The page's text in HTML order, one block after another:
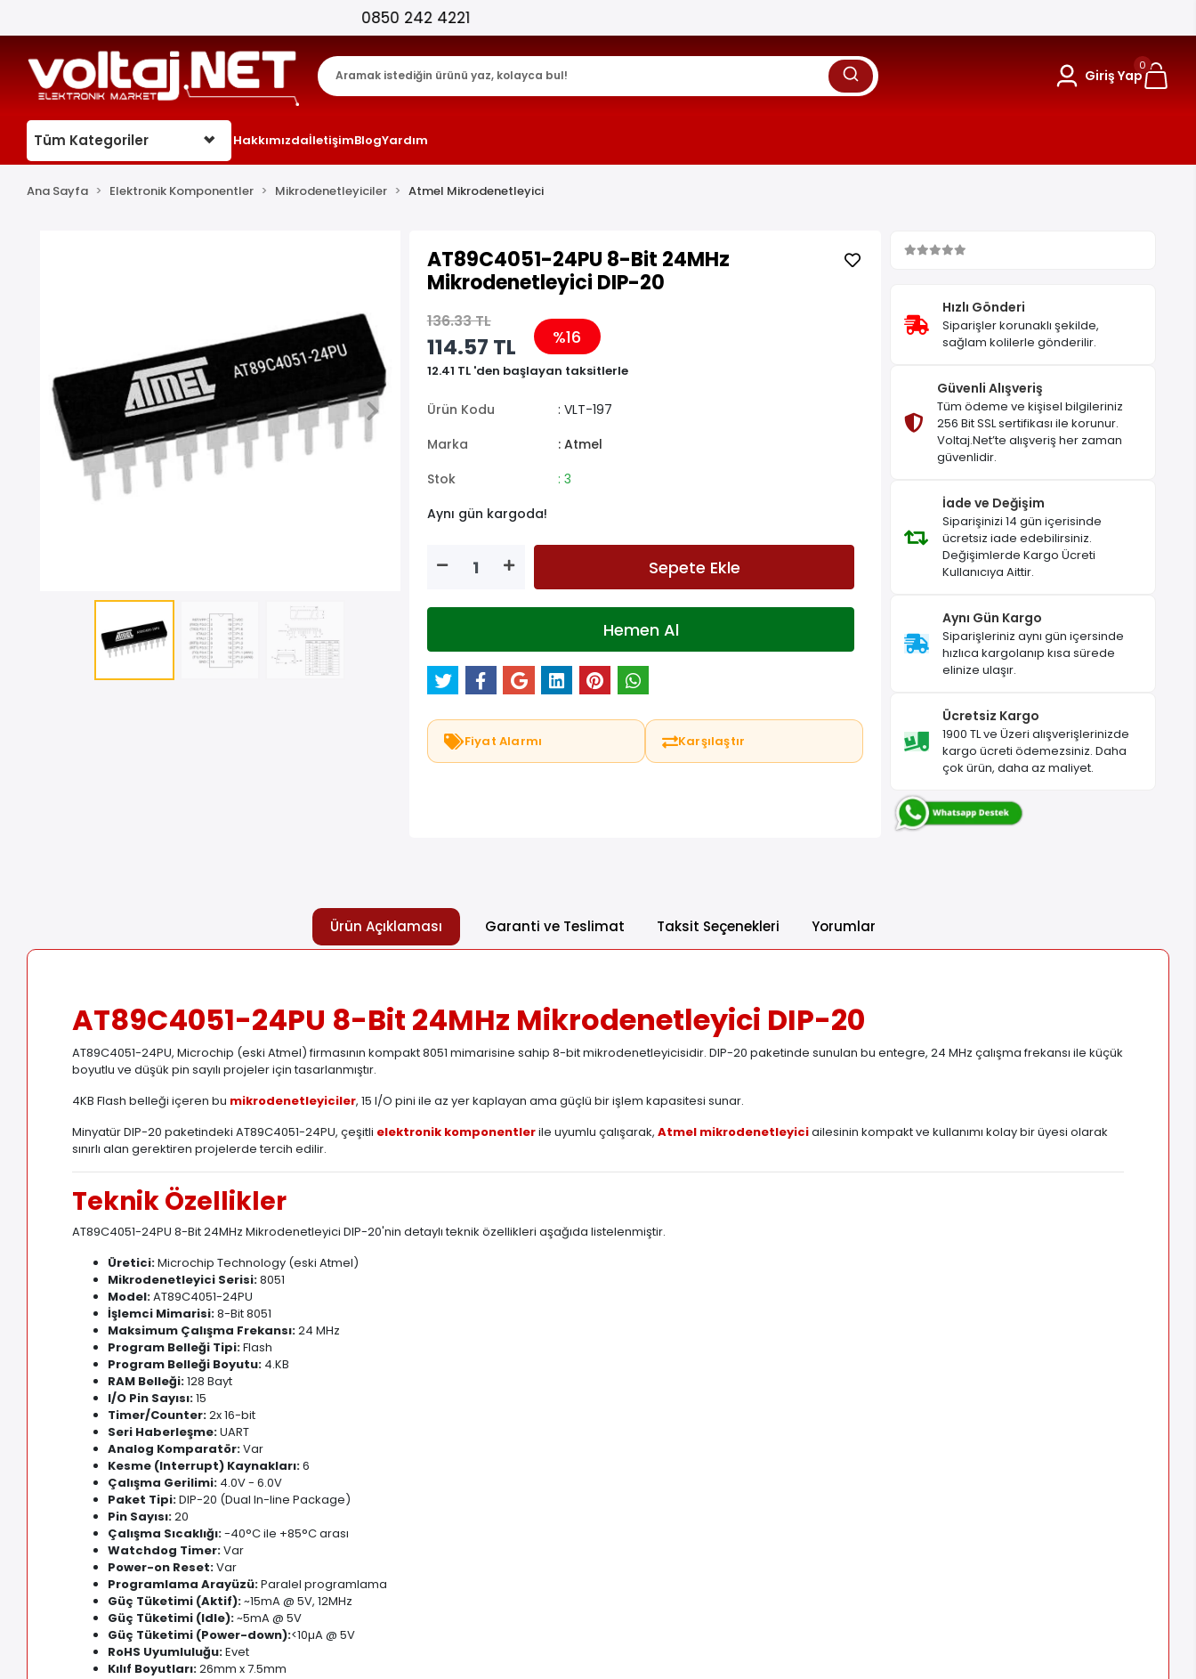
Giriş Yap
0
Tüm Kategoriler HakkımızdaİletişimBlogYardım
Ana Sayfa Elektronik Komponentler Mikrodenetleyiciler Atmel Mikrodenetleyici
AT89C4051-24PU 8-Bit 24MHz
Mikrodenetleyici DIP-20
136.33 TL
114.57 TL %16
12.41 TL 'den başlayan taksitlerle
Ürün Kodu
: VLT-197
Marka
: Atmel
Stok
: 3
Aynı gün kargoda!
Sepete Ekle
Hemen Al
Fiyat Alarmı Karşılaştır
Hızlı Gönderi
Siparişler korunaklı şekilde,
sağlam kolilerle gönderilir.
Güvenli Alışveriş
Tüm ödeme ve kişisel bilgileriniz
256 Bit SSL sertifikası ile korunur.
Voltaj.Net’te alışveriş her zaman
güvenlidir.
İade ve Değişim
Siparişinizi 14 gün içerisinde
ücretsiz iade edebilirsiniz.
Değişimlerde Kargo Ücreti
Kullanıcıya Aittir.
Aynı Gün Kargo
Siparişleriniz aynı gün içersinde
hızlıca kargolanıp kısa sürede
elinize ulaşır.
Ücretsiz Kargo
1900 TL ve Üzeri alışverişlerinizde
kargo ücreti ödemezsiniz. Daha
çok ürün, daha az maliyet.
Ürün Açıklaması Garanti ve Teslimat Taksit Seçenekleri Yorumlar
AT89C4051-24PU 8-Bit 24MHz Mikrodenetleyici DIP-20
AT89C4051-24PU, Microchip (eski Atmel) firmasının kompakt 8051 mimarisine sahip 8-bit mikrodenetleyicisidir. DIP-20 paketinde sunulan bu entegre, 24 MHz çalışma frekansı ile küçük
boyutlu ve düşük pin sayılı projeler için tasarlanmıştır.
4KB Flash belleği içeren bu mikrodenetleyiciler, 15 I/O pini ile az yer kaplayan ama güçlü bir işlem kapasitesi sunar.
Minyatür DIP-20 paketindeki AT89C4051-24PU, çeşitli elektronik komponentlerile uyumlu çalışarak,Atmel mikrodenetleyiciailesinin kompakt ve kullanımı kolay bir üyesi olarak
sınırlı alan gerektiren projelerde tercih edilir.
Teknik Özellikler
AT89C4051-24PU 8-Bit 24MHz Mikrodenetleyici DIP-20'nin detaylı teknik özellikleri aşağıda listelenmiştir.
Üretici:Microchip Technology (eski Atmel)
Mikrodenetleyici Serisi:8051
Model:AT89C4051-24PU
İşlemci Mimarisi:8-Bit 8051
Maksimum Çalışma Frekansı:24 MHz
Program Belleği Tipi:Flash
Program Belleği Boyutu: 4.KB
RAM Belleği:128 Bayt
I/O Pin Sayısı:15
Timer/Counter:2x 16-bit
Seri Haberleşme:UART
Analog Komparatör:Var
Kesme (Interrupt) Kaynakları:6
Çalışma Gerilimi: 4.0V - 6.0V
Paket Tipi:DIP-20 (Dual In-line Package)
Pin Sayısı:20
Çalışma Sıcaklığı:-40°C ile +85°C arası
Watchdog Timer:Var
Power-on Reset:Var
Programlama Arayüzü:Paralel programlama
Güç Tüketimi (Aktif):~15mA @ 5V, 12MHz
Güç Tüketimi (Idle):~5mA @ 5V
Güç Tüketimi (Power-down):<10µA @ 5V
RoHS Uyumluluğu:Evet
Kılıf Boyutları:26mm x 7.5mm